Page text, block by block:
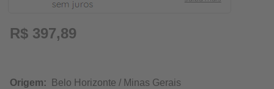
R$ 397,89
Origem: Belo Horizonte / Minas Gerais